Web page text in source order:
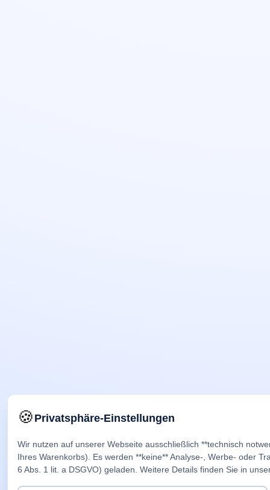
🍪Privatsphäre-Einstellungen
Wir nutzen auf unserer Webseite ausschließlich **technisch
Ihres Warenkorbs). Es werden **keine** Analyse-, Werbe- oder
6 Abs. 1 lit. a DSGVO) geladen. Weitere Details finden Sie in